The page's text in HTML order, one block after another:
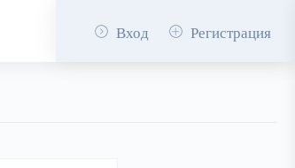
Вход Регистрация